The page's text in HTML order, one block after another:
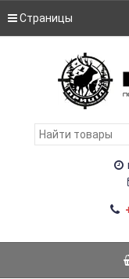
Страницы